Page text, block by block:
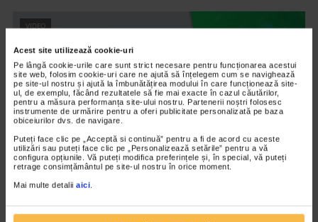
Acest site utilizează cookie-uri
Pe lângă cookie-urile care sunt strict necesare pentru funcționarea acestui
site web, folosim cookie-uri care ne ajută să înțelegem cum se navighează
pe site-ul nostru și ajută la îmbunătățirea modului în care funcționează site-
ul, de exemplu, făcând rezultatele să fie mai exacte în cazul căutărilor,
pentru a măsura performanța site-ului nostru. Partenerii noștri folosesc
instrumente de urmărire pentru a oferi publicitate personalizată pe baza
obiceiurilor dvs. de navigare.
Puteți face clic pe „Acceptă si continuă” pentru a fi de acord cu aceste
utilizări sau puteți face clic pe „Personalizează setările” pentru a vă
configura opțiunile. Vă puteți modifica preferințele și, în special, vă puteți
retrage consimțământul pe site-ul nostru în orice moment.
Mai multe detalii aici
VIDEO
CATENA RECOMANDA
Vedixin Max